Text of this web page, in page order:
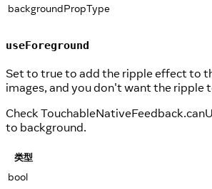
backgroundPropType
useForeground
Set to true to add the ripple effect to
images, and you don't want the ripple
Check
to background.
类型
bool